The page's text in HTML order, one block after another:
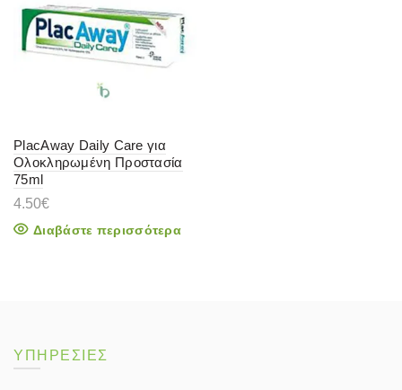
PlacAway Daily Care για
Ολοκληρωμένη Προστασία
75ml
4.50€
Διαβάστε περισσότερα
ΥΠΗΡΕΣΙΕΣ